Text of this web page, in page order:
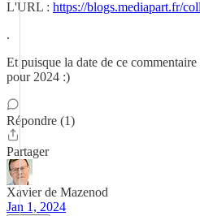
L'URL : https://blogs.mediapart.fr/
.
Et puisque la date de ce
pour 2024 :)
Répondre (1)
Partager
Xavier de Mazenod
Jan 1, 2024